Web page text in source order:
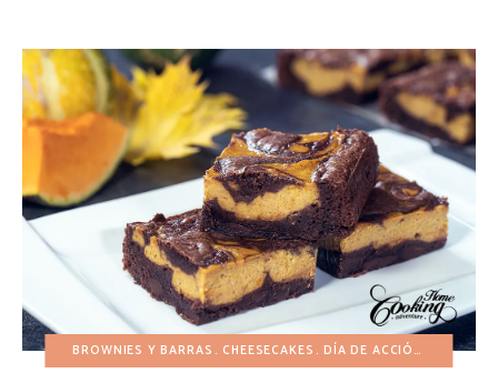
BROWNIES Y BARRAS CHEESECAKES DÍA DE ACCIÓN DE GRACIAS